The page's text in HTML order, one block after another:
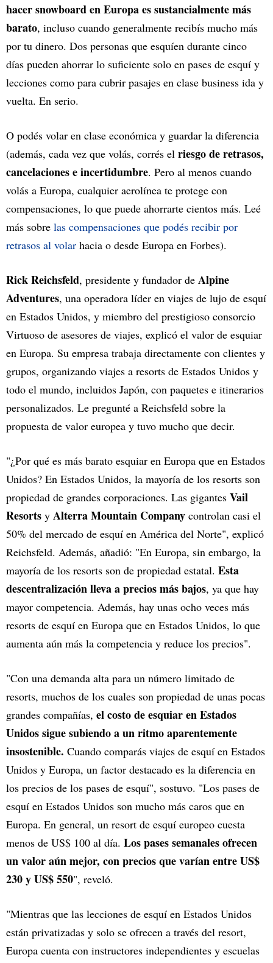
hacer snowboard en Europa es sustancialmente más
barato, incluso cuando generalmente recibís mucho más
por tu dinero. Dos personas que esquíen durante cinco
días pueden ahorrar lo suficiente solo en pases de esquí y
lecciones como para cubrir pasajes en clase business ida y
vuelta. En serio.
O podés volar en clase económica y guardar la diferencia
(además, cada vez que volás, corrés el riesgo de retrasos,
cancelaciones e incertidumbre. Pero al menos cuando
volás a Europa, cualquier aerolínea te protege con
compensaciones, lo que puede ahorrarte cientos más. Leé
más sobre las compensaciones que podés recibir por
retrasos al volar hacia o desde Europa en Forbes).
Rick Reichsfeld, presidente y fundador de Alpine
Adventures, una operadora líder en viajes de lujo de esquí
en Estados Unidos, y miembro del prestigioso consorcio
Virtuoso de asesores de viajes, explicó el valor de esquiar
en Europa. Su empresa trabaja directamente con clientes y
grupos, organizando viajes a resorts de Estados Unidos y
todo el mundo, incluidos Japón, con paquetes e itinerarios
personalizados. Le pregunté a Reichsfeld sobre la
propuesta de valor europea y tuvo mucho que decir.
"¿Por qué es más barato esquiar en Europa que en Estados
Unidos? En Estados Unidos, la mayoría de los resorts son
propiedad de grandes corporaciones. Las gigantes Vail
Resorts y Alterra Mountain Company controlan casi el
50% del mercado de esquí en América del Norte", explicó
Reichsfeld. Además, añadió: "En Europa, sin embargo, la
mayoría de los resorts son de propiedad estatal. Esta
descentralización lleva a precios más bajos, ya que hay
mayor competencia. Además, hay unas ocho veces más
resorts de esquí en Europa que en Estados Unidos, lo que
aumenta aún más la competencia y reduce los precios".
"Con una demanda alta para un número limitado de
resorts, muchos de los cuales son propiedad de unas pocas
grandes compañías, el costo de esquiar en Estados
Unidos sigue subiendo a un ritmo aparentemente
insostenible. Cuando comparás viajes de esquí en Estados
Unidos y Europa, un factor destacado es la diferencia en
los precios de los pases de esquí", sostuvo. "Los pases de
esquí en Estados Unidos son mucho más caros que en
Europa. En general, un resort de esquí europeo cuesta
menos de US$ 100 al día. Los pases semanales ofrecen
un valor aún mejor, con precios que varían entre US$
230 y US$ 550", reveló.
"Mientras que las lecciones de esquí en Estados Unidos
están privatizadas y solo se ofrecen a través del resort,
Europa cuenta con instructores independientes y escuelas